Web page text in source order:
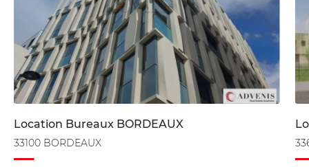
Location Bureaux BORDEAUX
33100 BORDEAUX